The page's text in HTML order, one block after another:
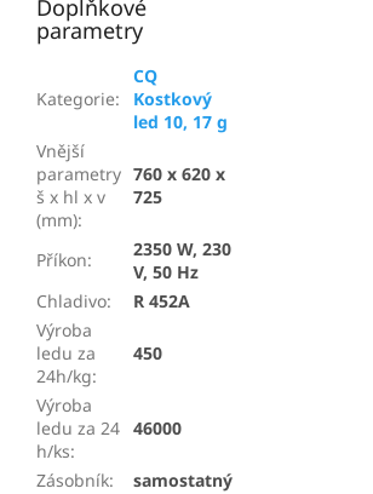
Doplňkové
parametry
Kategorie:
CQ
Kostkový
led 10, 17 g
Vnější
parametry
š x hl x v
(mm):
760 x 620 x
725
Příkon:
2350 W, 230
V, 50 Hz
Chladivo:
R 452A
Výroba
ledu za
24h/kg:
450
Výroba
ledu za 24
h/ks:
46000
Zásobník:
samostatný